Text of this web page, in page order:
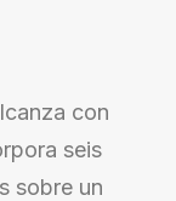
con
seis
sobre un